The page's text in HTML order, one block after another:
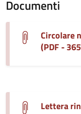
Documenti
Circolare
(PDF -
Lettera